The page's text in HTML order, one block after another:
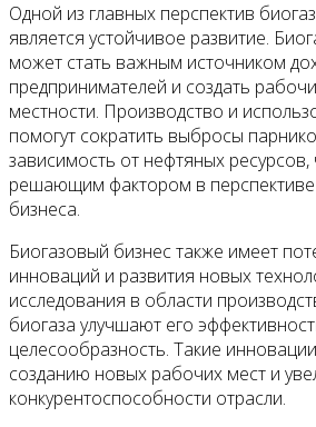
Одной из главных перспектив
является устойчивое развитие.
может стать важным источником
предпринимателей и создать
местности. Производство и
помогут сократить выбросы
зависимость от нефтяных ресурсов,
решающим фактором в перспективе
бизнеса.
Биогазовый бизнес также имеет
инноваций и развития новых
исследования в области
биогаза улучшают его
целесообразность. Такие
созданию новых рабочих мест и
конкурентоспособности отрасли.